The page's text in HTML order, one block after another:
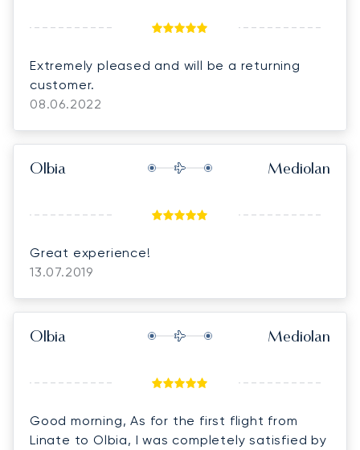
Extremely pleased and will be a returning
customer.
08.06.2022
Olbia Mediolan
Great experience!
13.07.2019
Olbia Mediolan
Good morning, As for the first flight from
Linate to Olbia, I was completely satisfied by